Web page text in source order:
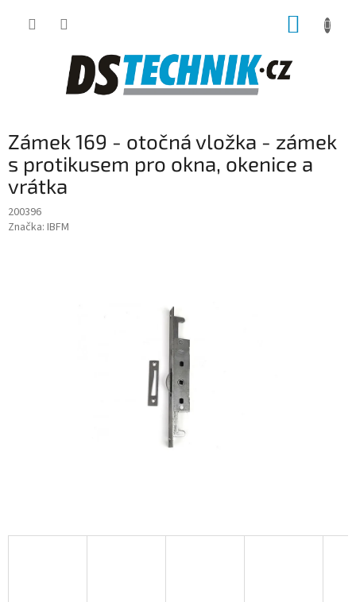
Zámek 169 - otočná vložka - zámek
s protikusem pro okna, okenice a
vrátka
200396
Značka: IBFM